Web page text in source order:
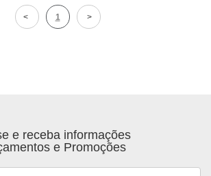
1
e receba informações
e Promoções